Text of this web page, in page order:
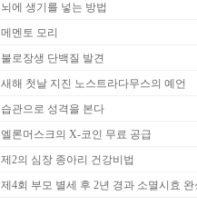
뇌에 생기를 넣는 방법
메멘토 모리
불로장생 단백질 발견
새해 첫날 지진 노스트라다무스의 예언
습관으로 성격을 본다
엘론머스크의 X-코인 무료 공급
제2의 심장 종아리 건강비법
제4회 부모 별세 후 2년 경과 소멸시효 완